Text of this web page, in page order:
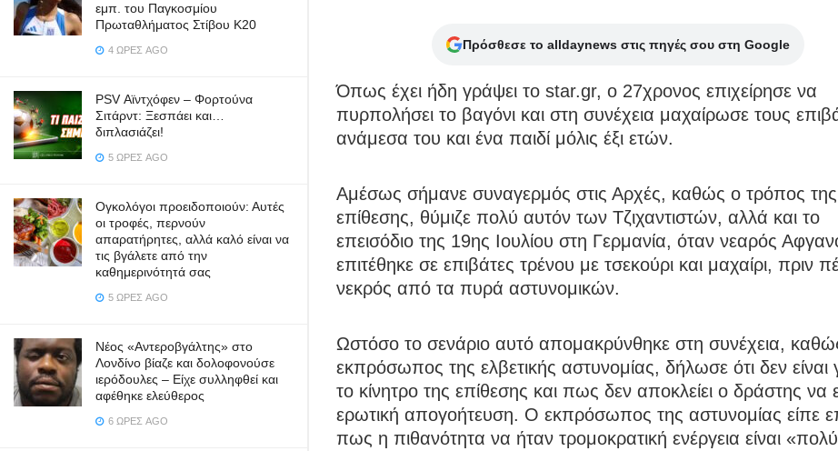
εμπ. του Παγκοσμίου
Πρωταθλήματος Στίβου Κ20
4 ΏΡΕΣ AGO
PSV Αϊντχόφεν – Φορτούνα
Σιτάρντ: Ξεσπάει και…
διπλασιάζει!
5 ΏΡΕΣ AGO
Ογκολόγοι προειδοποιούν: Αυτές
οι τροφές, περνούν
απαρατήρητες, αλλά καλό είναι να
τις βγάλετε από την
καθημερινότητά σας
5 ΏΡΕΣ AGO
Νέος «Αντεροβγάλτης» στο
Λονδίνο βίαζε και δολοφονούσε
ιερόδουλες – Είχε συλληφθεί και
αφέθηκε ελεύθερος
6 ΏΡΕΣ AGO
Πρόσθεσε το alldaynews στις πηγές σου στη Google
Όπως έχει ήδη γράψει το star.gr, ο 27χρονος επιχείρησε να
πυρπολήσει το βαγόνι και στη συνέχεια μαχαίρωσε τους
ανάμεσα του και ένα παιδί μόλις έξι ετών.
Αμέσως σήμανε συναγερμός στις Αρχές, καθώς ο τρόπος της
επίθεσης, θύμιζε πολύ αυτόν των Τζιχαντιστών, αλλά και το
επεισόδιο της 19ης Ιουλίου στη Γερμανία, όταν νεαρός
επιτέθηκε σε επιβάτες τρένου με τσεκούρι και μαχαίρι, πριν
νεκρός από τα πυρά αστυνομικών.
Ωστόσο το σενάριο αυτό απομακρύνθηκε στη συνέχεια,
εκπρόσωπος της ελβετικής αστυνομίας, δήλωσε ότι δεν
το κίνητρο της επίθεσης και πως δεν αποκλείει ο δράστης να
ερωτική απογοήτευση. Ο εκπρόσωπος της αστυνομίας είπε
πως η πιθανότητα να ήταν τρομοκρατική ενέργεια είναι